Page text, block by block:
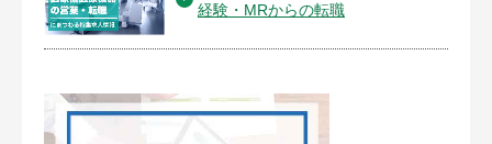
経験・MRからの転職